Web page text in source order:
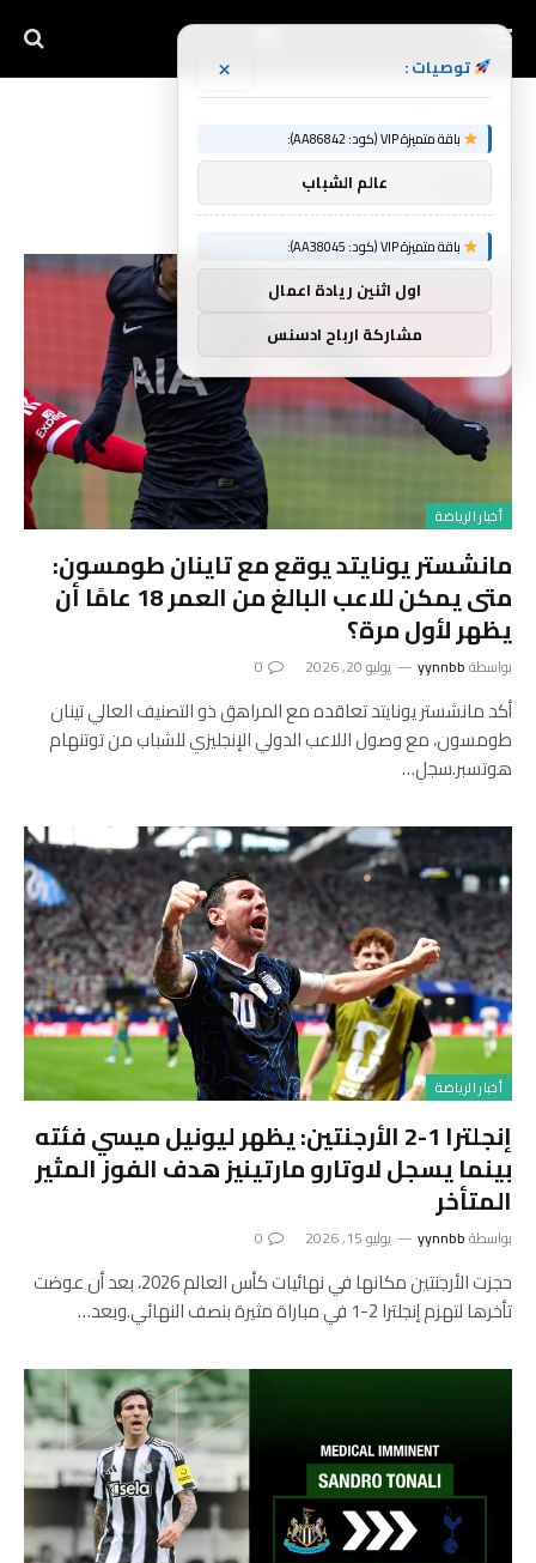
أخبار الرياضة
مانشستر يونايتد يوقع مع تاينان طومسون:
متى يمكن للاعب البالغ من العمر 18 عامًا أن
يظهر لأول مرة؟
بواسطةyynnbb يوليو 20, 2026 0
أكد مانشستر يونايتد تعاقده مع المراهق ذو التصنيف العالي تينان
طومسون، مع وصول اللاعب الدولي الإنجليزي للشباب من توتنهام
هوتسبر.سجل…
أخبار الرياضة
إنجلترا 1-2 الأرجنتين: يظهر ليونيل ميسي فئته
بينما يسجل لاوتارو مارتينيز هدف الفوز المثير
المتأخر
بواسطةyynnbb يوليو 15, 2026 0
حجزت الأرجنتين مكانها في نهائيات كأس العالم 2026، بعد أن عوضت
تأخرها لتهزم إنجلترا 2-1 في مباراة مثيرة بنصف النهائي.وبعد…
توصيات : ×
باقة متميزة VIP (كود: AA86842):
عالم الشباب
باقة متميزة VIP (كود: AA38045):
اول اثنين ريادة اعمال
مشاركة ارباح ادسنس